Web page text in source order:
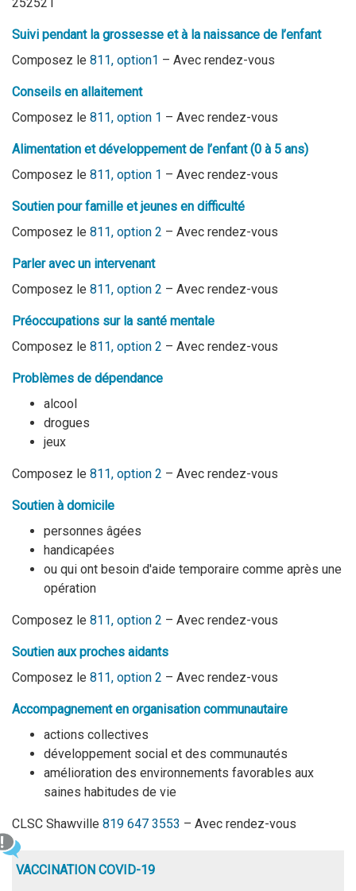
Suivi pendant la grossesse et à la naissance de l’enfant
Composez le 811, option1 – Avec rendez-vous
Conseils en allaitement
Composez le 811, option 1 – Avec rendez-vous
Alimentation et développement de l’enfant (0 à 5 ans)
Composez le 811, option 1 – Avec rendez-vous
Soutien pour famille et jeunes en difficulté
Composez le 811, option 2 – Avec rendez-vous
Parler avec un intervenant
Composez le 811, option 2 – Avec rendez-vous
Préoccupations sur la santé mentale
Composez le 811, option 2 – Avec rendez-vous
Problèmes de dépendance
alcool
drogues
jeux
Composez le 811, option 2 – Avec rendez-vous
Soutien à domicile
personnes âgées
handicapées
ou qui ont besoin d'aide temporaire comme après une
opération
Composez le 811, option 2 – Avec rendez-vous
Soutien aux proches aidants
Composez le 811, option 2 – Avec rendez-vous
Accompagnement en organisation communautaire
actions collectives
développement social et des communautés
amélioration des environnements favorables aux
saines habitudes de vie
CLSC Shawville 819 647 3553 – Avec rendez-vous
VACCINATION COVID-19